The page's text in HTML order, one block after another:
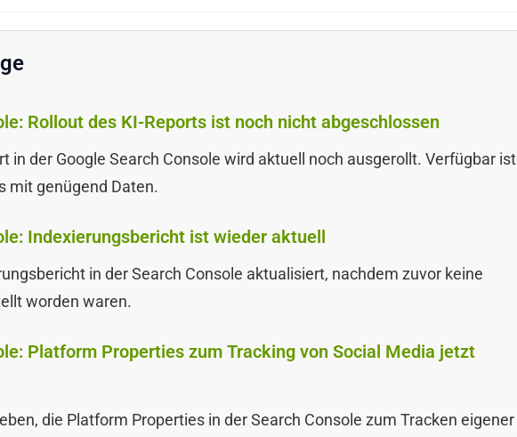
Rollout des KI-Reports ist noch nicht abgeschlossen
in der Google Search Console wird aktuell noch ausgerollt. Verfügbar ist
mit genügend Daten.
Indexierungsbericht ist wieder aktuell
in der Search Console aktualisiert, nachdem zuvor keine
worden waren.
Platform Properties zum Tracking von Social Media jetzt
die Platform Properties in der Search Console zum Tracken eigener